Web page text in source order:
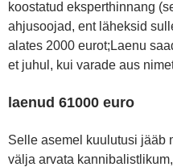
koostatud eksperthinnang
ahjusoojad, ent läheksid
alates 2000 eurot;Laenu
et juhul, kui varade aus
laenud 61000 euro
Selle asemel kuulutusi jääb
välja arvata